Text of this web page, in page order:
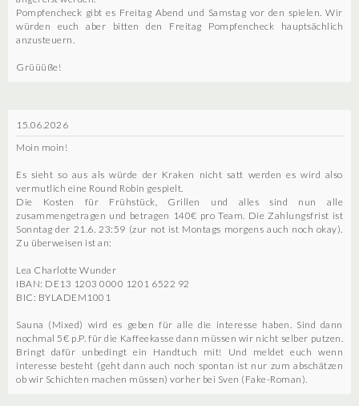
Pompfencheck gibt es Freitag Abend und Samstag vor den spielen. Wir
würden euch aber bitten den Freitag Pompfencheck hauptsächlich
anzusteuern.
Grüüüße!
15.06.2026
Moin moin!
Es sieht so aus als würde der Kraken nicht satt werden es wird also
vermutlich eine Round Robin gespielt.
Die Kosten für Frühstück, Grillen und alles sind nun alle
zusammengetragen und betragen 140€ pro Team. Die Zahlungsfrist ist
Sonntag der 21.6. 23:59 (zur not ist Montags morgens auch noch okay).
Zu überweisen ist an:
Lea Charlotte Wunder
IBAN: DE13 1203 0000 1201 6522 92
BIC: BYLADEM1001
Sauna (Mixed) wird es geben für alle die interesse haben. Sind dann
nochmal 5€ p.P. für die Kaffeekasse dann müssen wir nicht selber putzen.
Bringt dafür unbedingt ein Handtuch mit! Und meldet euch wenn
interesse besteht (geht dann auch noch spontan ist nur zum abschätzen
ob wir Schichten machen müssen) vorher bei Sven (Fake-Roman).